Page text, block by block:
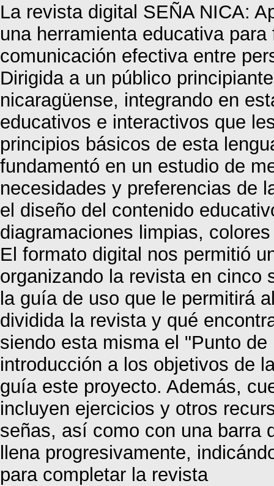
La revista digital SEÑA NICA:
una herramienta educativa
comunicación efectiva entre
Dirigida a un público
nicaragüense, integrando en
educativos e interactivos que
principios básicos de esta
fundamentó en un estudio de
necesidades y preferencias de
el diseño del contenido
diagramaciones limpias,
El formato digital nos permitió
organizando la revista en cinco
la guía de uso que le permitirá
dividida la revista y qué
siendo esta misma el "Punto
introducción a los objetivos de
guía este proyecto. Además,
incluyen ejercicios y otros
señas, así como con una barra
llena progresivamente,
para completar la revista